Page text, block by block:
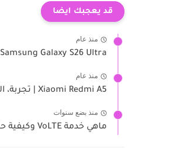
قد يعجبك ايضا
منذ عام
Samsung Galaxy S26 Ultra رسميًا – مواصفات وميزات Galaxy AI
منذ عام
Xiaomi Redmi A5 | تجربة، المميزات والعيوب
منذ بضع سنوات
ماهي خدمة VoLTE وكيفية حل مشكل الصوت عند اجراء مكالمة